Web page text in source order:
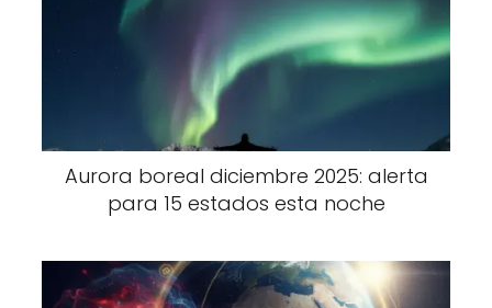
Aurora boreal diciembre 2025: alerta
para 15 estados esta noche